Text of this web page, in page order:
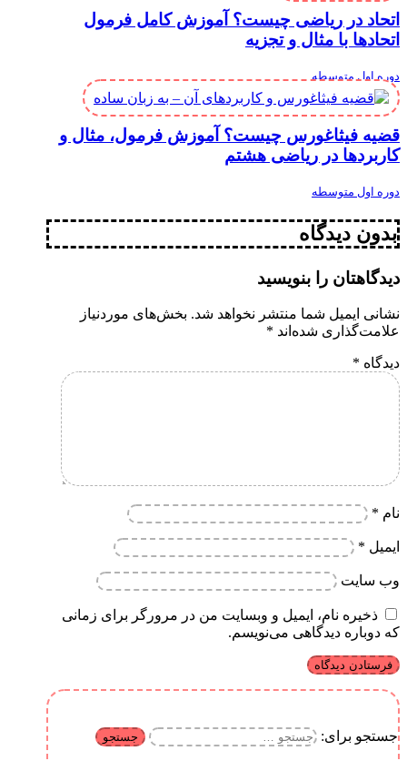
اتحاد در ریاضی چیست؟ آموزش کامل فرمول
اتحادها با مثال و تجزیه
دوره اول متوسطه
قضیه فیثاغورس چیست؟ آموزش فرمول، مثال و
کاربردها در ریاضی هشتم
دوره اول متوسطه
بدون دیدگاه
دیدگاهتان را بنویسید
نشانی ایمیل شما منتشر نخواهد شد. بخش‌های موردنیاز
علامت‌گذاری شده‌اند *
دیدگاه *
نام *
ایمیل *
وب‌ سایت
ذخیره نام، ایمیل و وبسایت من در مرورگر برای زمانی
که دوباره دیدگاهی می‌نویسم.
جستجو برای: